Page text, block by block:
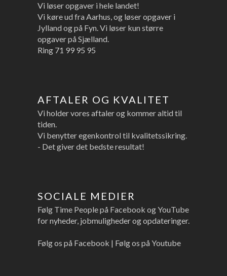
Vi løser opgaver i hele landet!
Vi køre ud fra Aarhus, og løser opgaver i
Jylland og på Fyn. Vi løser kun større
opgaver på Sjælland.
Ring 71 99 95 95
AFTALER OG KVALITET
Vi holder vores aftaler og kommer altid til
tiden.
Vi benytter egenkontrol til kvalitetssikring.
- Det giver det bedste resultat!
SOCIALE MEDIER
Følg Time People på Facebook og YouTube
for nyheder, jobmuligheder og opdateringer.
Følg os på Facebook | Følg os på Youtube